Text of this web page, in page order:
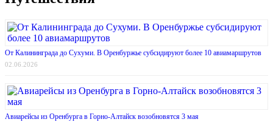
От Калининграда до Сухуми. В Оренбуржье субсидируют более 10 авиамаршрутов
02.06.2026
Авиарейсы из Оренбурга в Горно-Алтайск возобновятся 3 мая